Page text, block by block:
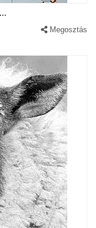
Megosztás